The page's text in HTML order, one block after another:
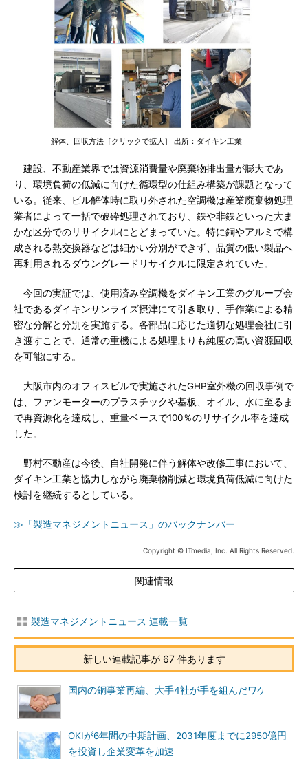
解体、回収方法［クリックで拡大］ 出所：ダイキン工業
建設、不動産業界では資源消費量や廃棄物排出量が膨大であ
り、環境負荷の低減に向けた循環型の仕組み構築が課題となって
いる。従来、ビル解体時に取り外された空調機は産業廃棄物処理
業者によって一括で破砕処理されており、鉄や非鉄といった大ま
かな区分でのリサイクルにとどまっていた。特に銅やアルミで構
成される熱交換器などは細かい分別ができず、品質の低い製品へ
再利用されるダウングレードリサイクルに限定されていた。
今回の実証では、使用済み空調機をダイキン工業のグループ会
社であるダイキンサンライズ摂津にて引き取り、手作業による精
密な分解と分別を実施する。各部品に応じた適切な処理会社に引
き渡すことで、通常の重機による処理よりも純度の高い資源回収
を可能にする。
大阪市内のオフィスビルで実施されたGHP室外機の回収事例で
は、ファンモーターのプラスチックや基板、オイル、水に至るま
で再資源化を達成し、重量ベースで100％のリサイクル率を達成
した。
野村不動産は今後、自社開発に伴う解体や改修工事において、
ダイキン工業と協力しながら廃棄物削減と環境負荷低減に向けた
検討を継続するとしている。
≫「製造マネジメントニュース」のバックナンバー
Copyright © ITmedia, Inc. All Rights Reserved.
関連情報
製造マネジメントニュース 連載一覧
新しい連載記事が 67 件あります
国内の銅事業再編、大手4社が手を組んだワケ
OKIが6年間の中期計画、2031年度までに2950億円
を投資し企業変革を加速